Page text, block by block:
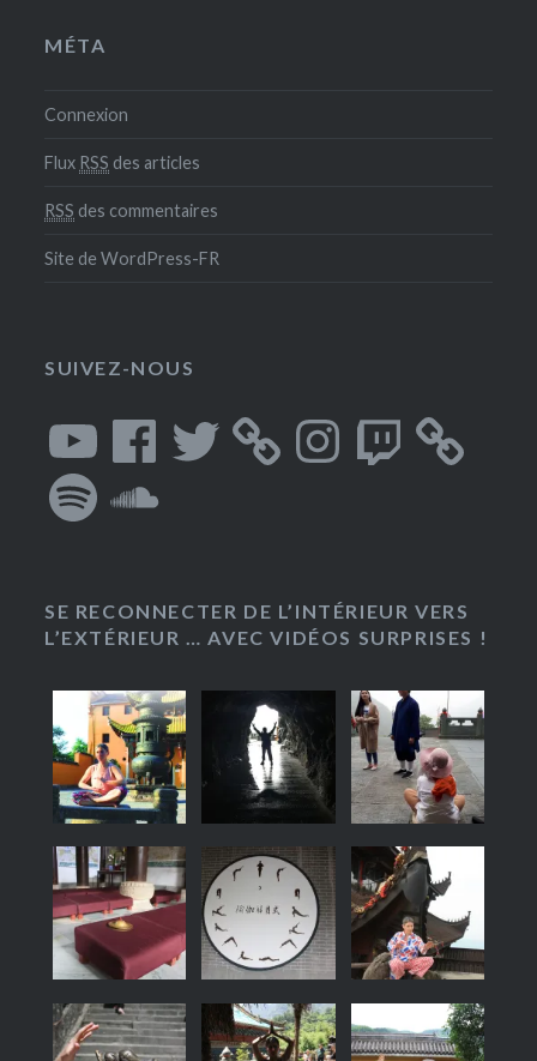
MÉTA
Connexion
Flux RSS des articles
RSS des commentaires
Site de WordPress-FR
SUIVEZ-NOUS
YouTubeFacebook Twitter InstagramTwitch
Spotify
SE RECONNECTER DE L’INTÉRIEUR VERS
L’EXTÉRIEUR … AVEC VIDÉOS SURPRISES !